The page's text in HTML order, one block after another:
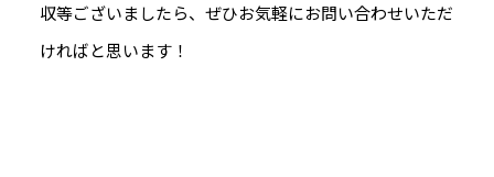
収等ございましたら、ぜひお気軽にお問い合わせいただ
ければと思います！